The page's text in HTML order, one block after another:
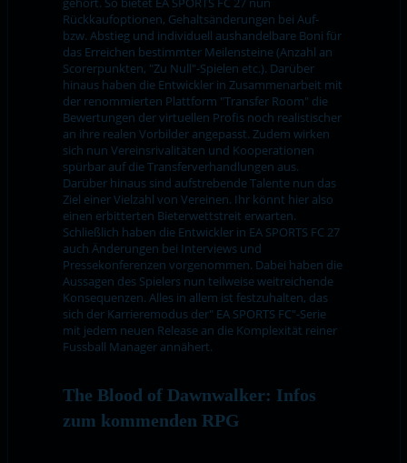
Rückkaufoptionen, Gehaltsänderungen bei Auf-
bzw. Abstieg und individuell aushandelbare Boni für
das Erreichen bestimmter Meilensteine (Anzahl an
Scorerpunkten, "Zu Null"-Spielen etc.). Darüber
hinaus haben die Entwickler in Zusammenarbeit mit
der renommierten Plattform "Transfer Room" die
Bewertungen der virtuellen Profis noch realistischer
an ihre realen Vorbilder angepasst. Zudem wirken
sich nun Vereinsrivalitäten und Kooperationen
spürbar auf die Transferverhandlungen aus.
Darüber hinaus sind aufstrebende Talente nun das
Ziel einer Vielzahl von Vereinen. Ihr könnt hier also
einen erbitterten Bieterwettstreit erwarten.
Schließlich haben die Entwickler in EA SPORTS FC 27
auch Änderungen bei Interviews und
Pressekonferenzen vorgenommen. Dabei haben die
Aussagen des Spielers nun teilweise weitreichende
Konsequenzen. Alles in allem ist festzuhalten, das
sich der Karrieremodus der" EA SPORTS FC"-Serie
mit jedem neuen Release an die Komplexität reiner
Fussball Manager annähert.
The Blood of Dawnwalker: Infos
zum kommenden RPG